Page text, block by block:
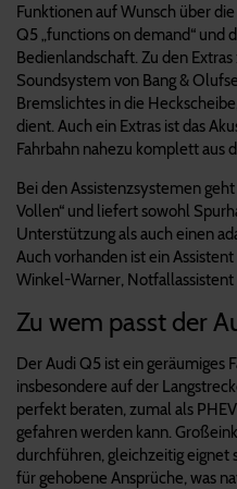
Funktionen auf Wunsch über
Q5 „functions on demand“ und
Bedienlandschaft. Zu den
Soundsystem von Bang &
Bremslichtes in die
dient. Auch ein Extras ist das
Fahrbahn nahezu komplett aus
Bei den Assistenzsystemen
Vollen“ und liefert sowohl
Unterstützung als auch einen
Auch vorhanden ist ein
Winkel-Warner, Notfallassistent
Zu wem passt der
Der Audi Q5 ist ein geräumiges
insbesondere auf der
perfekt beraten, zumal als
gefahren werden kann.
durchführen, gleichzeitig eignet
für gehobene Ansprüche, was